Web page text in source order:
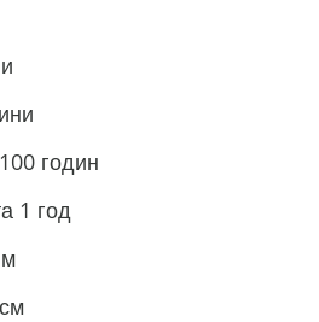
годин
1 год